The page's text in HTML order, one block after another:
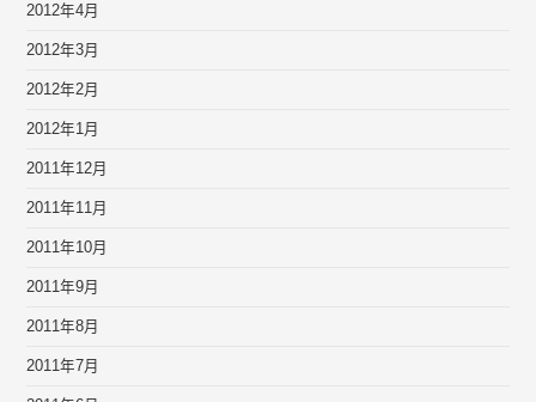
2012年4月
2012年3月
2012年2月
2012年1月
2011年12月
2011年11月
2011年10月
2011年9月
2011年8月
2011年7月